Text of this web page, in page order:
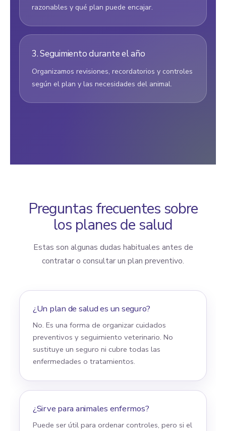
razonables y qué plan puede encajar.
3. Seguimiento durante el año
Organizamos revisiones, recordatorios y controles
según el plan y las necesidades del animal.
Preguntas frecuentes sobre
los planes de salud
Estas son algunas dudas habituales antes de
contratar o consultar un plan preventivo.
¿Un plan de salud es un seguro?
No. Es una forma de organizar cuidados
preventivos y seguimiento veterinario. No
sustituye un seguro ni cubre todas las
enfermedades o tratamientos.
¿Sirve para animales enfermos?
Puede ser útil para ordenar controles, pero si el